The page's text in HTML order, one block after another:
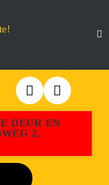
DEUR EN
2,